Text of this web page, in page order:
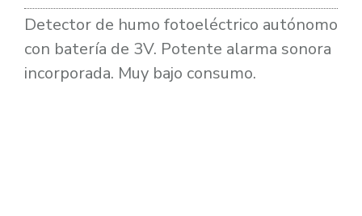
Detector de humo fotoeléctrico autónomo
con batería de 3V. Potente alarma sonora
incorporada. Muy bajo consumo.